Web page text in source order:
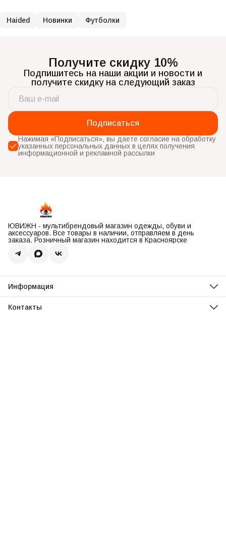
Haided Новинки Футболки
Получите скидку 10%
Подпишитесь на наши акции и новости и
получите скидку на следующий заказ
Подписаться
Нажимая «Подписаться», вы даете согласие на обработку
указанных персональных данных в целях получения
информационной и рекламной рассылки
ЮВИЖН - мультибрендовый магазин одежды, обуви и
аксессуаров. Все товары в наличии, отправляем в день
заказа. Розничный магазин находится в Красноярске
Информация
Оплата
Контакты